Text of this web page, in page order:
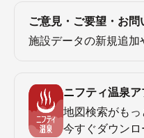
ご意見・ご要望・お問
施設データの新規追加
ニフティ温泉ア
地図検索がもっ
今すぐダウンロ